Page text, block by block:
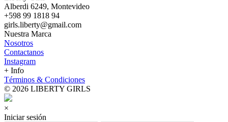
Alberdi 6249, Montevideo
+598 99 1818 94
girls.liberty@gmail.com
Nuestra Marca
Nosotros
Contactanos
Instagram
+ Info
Términos & Condiciones
© 2026 LIBERTY GIRLS
×
Iniciar sesión